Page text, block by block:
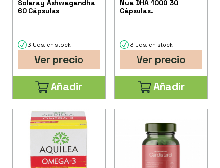
Solaray Ashwagandha
60 Cápsulas
3 Uds. en stock
Ver precio
Añadir
Nua DHA 1000 30
Cápsulas.
3 Uds. en stock
Ver precio
Añadir